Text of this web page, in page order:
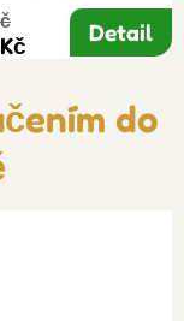
Detail
do